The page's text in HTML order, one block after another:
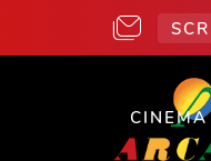
CINEMA